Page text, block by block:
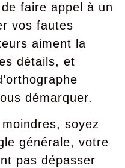
faire appel à un
vos fautes
aiment la
détails, et
démarquer.
soyez
générale, votre
pas dépasser